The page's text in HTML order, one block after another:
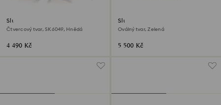
Sluneční brýle
Čtvercový tvar, SK6049, Hnědá
4 490 Kč
Sluneční brýle
Oválný tvar, Zelená
5 500 Kč